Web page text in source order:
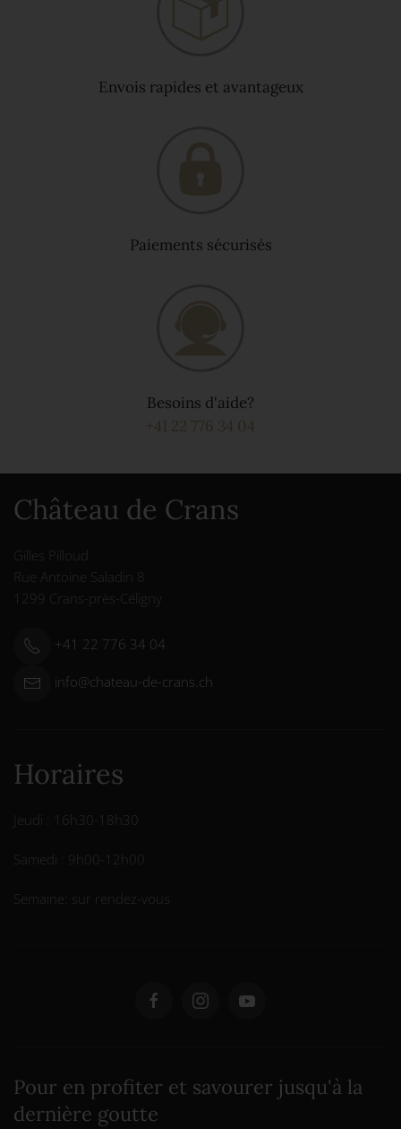
Envois rapides et avantageux
Paiements sécurisés
Besoins d'aide?
+41 22 776 34 04
Château de Crans
Gilles Pilloud
Rue Antoine Saladin 8
1299 Crans-près-Céligny
+41 22 776 34 04
info@chateau-de-crans.ch
Horaires
Jeudi : 16h30-18h30
Samedi : 9h00-12h00
Semaine: sur rendez-vous
Pour en profiter et savourer jusqu'à la
dernière goutte